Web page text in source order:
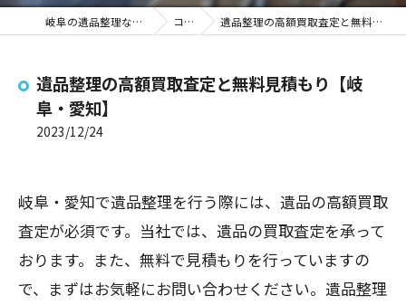
岐阜の遺品整理ならトライハート コラム 遺品整理の高額買取査定と無料見積もり【岐阜・愛知】
遺品整理の高額買取査定と無料見積もり【岐
阜・愛知】
2023/12/24
岐阜・愛知で遺品整理を行う際には、遺品の高額買取
査定が必須です。当社では、遺品の買取査定を承って
おります。また、無料で見積もりを行っていますの
で、まずはお気軽にお問い合わせください。遺品整理